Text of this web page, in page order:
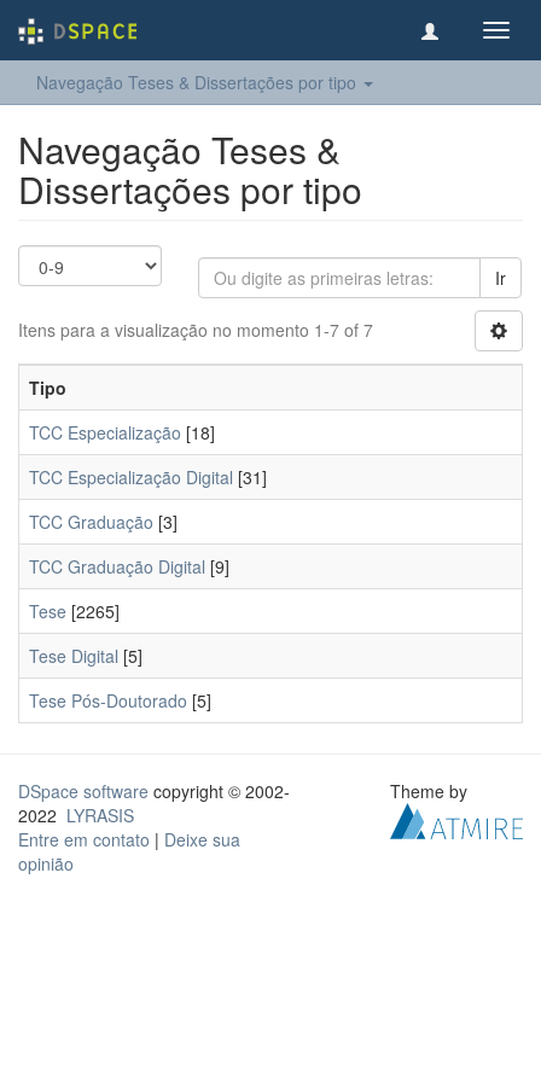
Navegação Teses & Dissertações por tipo
Navegação Teses &
Dissertações por tipo
Ir
Itens para a visualização no momento 1-7 of 7
Tipo
TCC Especialização [18]
TCC Especialização Digital [31]
TCC Graduação [3]
TCC Graduação Digital [9]
Tese [2265]
Tese Digital [5]
Tese Pós-Doutorado [5]
DSpace software copyright © 2002-
2022 LYRASIS
Entre em contato | Deixe sua
opinião
Theme by